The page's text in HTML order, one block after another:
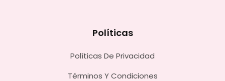
Políticas
Políticas De Privacidad
Términos Y Condiciones